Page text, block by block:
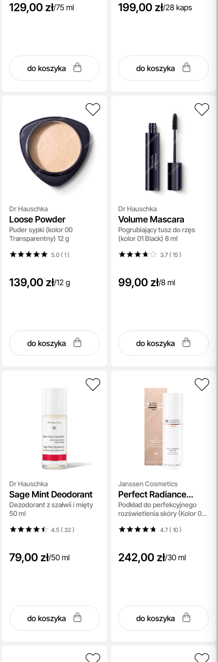
129,00 zł/75 ml
do koszyka
199,00 zł/28 kaps
do koszyka
Dr Hauschka
Loose Powder
Puder sypki (kolor 00
Transparentny) 12 g
5.0 ( 1)
139,00 zł/12 g
do koszyka
Dr Hauschka
Volume Mascara
Pogrubiający tusz do rzęs
(kolor 01 Black) 8 ml
3.7 ( 15)
99,00 zł/8 ml
do koszyka
Dr Hauschka
Sage Mint Deodorant
Dezodorant z szałwii i mięty
50 ml
4.5 ( 32 )
79,00 zł/50 ml
do koszyka
Janssen Cosmetics
Perfect Radiance
Make Up
Podkład do perfekcyjnego
rozświetlenia skóry (Kolor 02)
4.7 ( 10)
242,00 zł/30 ml
do koszyka